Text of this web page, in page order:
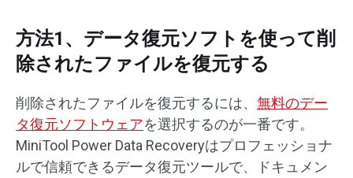
方法1、データ復元ソフトを使って削
除されたファイルを復元する
削除されたファイルを復元するには、 無料のデー
タ復元ソフトウェアを選択するのが一番です。
MiniTool Power Data Recoveryはプロフェッショナ
ルで信頼できるデータ復元ツールで、ドキュメン